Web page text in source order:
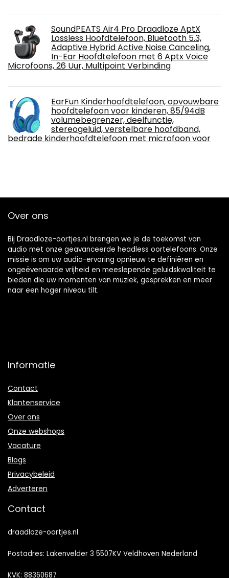
SoundPEATS Air4 Pro Draadloze AptX
Lossless Hoofdtelefoon, Bluetooth 5.3,
Adaptive Hybrid Active Noise Canceling,
In-Ear Hoofdtelefoon met 6 Aptx Voice
Microfoons, 26 Uur, Multipoint Verbinding
EarFun Kinderhoofdtelefoon, opvouwbare
hoofdtelefoon voor kinderen, 85/94dB
volumebegrenzer, deelfunctie,
stereogeluid, verstelbare hoofdband,
bedrade kinderhoofdtelefoon met microfoon voor
Over ons
Bij Draadloze-oortjes.nl brengen we je de toekomst van
audio met onze geavanceerde headless oortelefoons. Onze
missie is om uw audio-ervaring opnieuw te definiëren en
ongeëvenaarde vrijheid en meeslepende geluidskwaliteit te
bieden die uw momenten van muziek, gesprekken en meer
naar een hoger niveau tilt.
Informatie
Contact
Klantenservice
Over ons
Onze webshops
Vacature
Blogs
Privacybeleid
Adverteren
Contact
draadloze-oortjes.nl
Postadres: Lakenvelder 3 5507KV Veldhoven Nederland
KVK: 88360687